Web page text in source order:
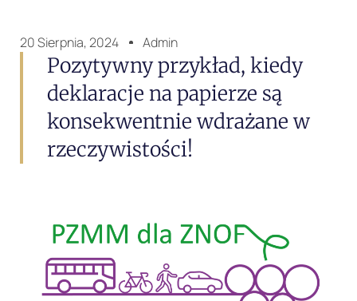
20 Sierpnia, 2024 Admin
Pozytywny przykład, kiedy
deklaracje na papierze są
konsekwentnie wdrażane w
rzeczywistości!